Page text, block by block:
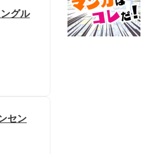
グル
セン